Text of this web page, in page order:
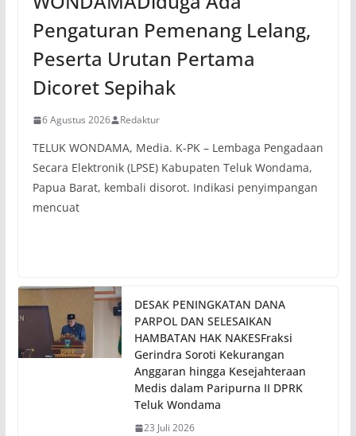
Pengaturan Pemenang Lelang,
Peserta Urutan Pertama
Dicoret Sepihak
6 Agustus 2026 Redaktur
TELUK WONDAMA, Media. K-PK – Lembaga Pengadaan
Secara Elektronik (LPSE) Kabupaten Teluk Wondama,
Papua Barat, kembali disorot. Indikasi penyimpangan
mencuat
DESAK PENINGKATAN DANA
PARPOL DAN SELESAIKAN
HAMBATAN HAK NAKESFraksi
Gerindra Soroti Kekurangan
Anggaran hingga Kesejahteraan
Medis dalam Paripurna II DPRK
Teluk Wondama
23 Juli 2026